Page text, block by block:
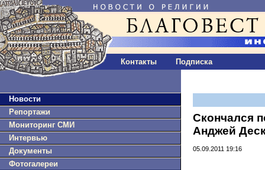
Контакты Подписка
Новости
Репортажи
Мониторинг СМИ
Интервью
Документы
Фотогалереи
Скончался
Анджей
05.09.2011 19:16